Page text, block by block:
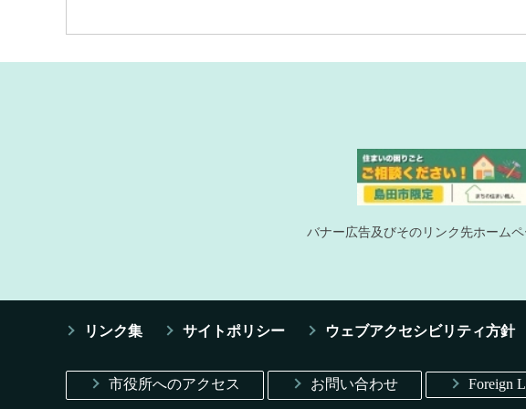
バナー広告及びそのリンク先ホーム
リンク集 サイトポリシー ウェブアクセシビリティ方針
市役所へのアクセス お問い合わせ Foreign